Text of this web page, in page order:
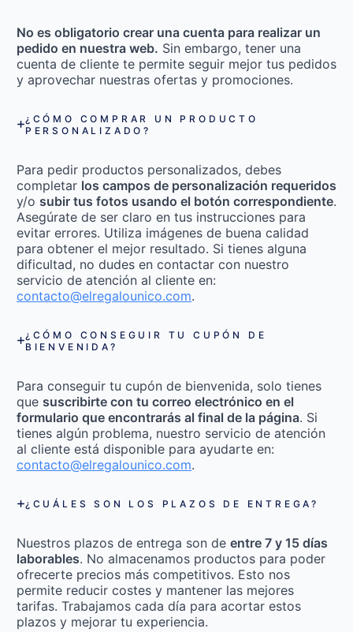
No es obligatorio crear una cuenta para realizar un
pedido en nuestra web. Sin embargo, tener una
cuenta de cliente te permite seguir mejor tus pedidos
y aprovechar nuestras ofertas y promociones.
¿CÓMO COMPRAR UN PRODUCTO
PERSONALIZADO?
Para pedir productos personalizados, debes
completar los campos de personalización requeridos
y/o subir tus fotos usando el botón correspondiente.
Asegúrate de ser claro en tus instrucciones para
evitar errores. Utiliza imágenes de buena calidad
para obtener el mejor resultado. Si tienes alguna
dificultad, no dudes en contactar con nuestro
servicio de atención al cliente en:
contacto@elregalounico.com.
¿CÓMO CONSEGUIR TU CUPÓN DE
BIENVENIDA?
Para conseguir tu cupón de bienvenida, solo tienes
que suscribirte con tu correo electrónico en el
formulario que encontrarás al final de la página. Si
tienes algún problema, nuestro servicio de atención
al cliente está disponible para ayudarte en:
contacto@elregalounico.com.
¿CUÁLES SON LOS PLAZOS DE ENTREGA?
Nuestros plazos de entrega son de entre 7 y 15 días
laborables. No almacenamos productos para poder
ofrecerte precios más competitivos. Esto nos
permite reducir costes y mantener las mejores
tarifas. Trabajamos cada día para acortar estos
plazos y mejorar tu experiencia.